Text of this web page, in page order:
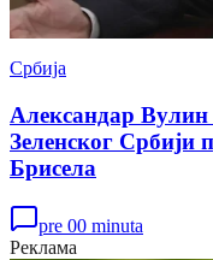
Србија
Александар Вулин
Зеленског Србији
Брисела
pre 00 minuta
Реклама